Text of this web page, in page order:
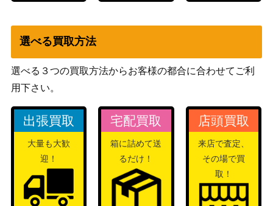
選べる買取方法
選べる３つの買取方法からお客様の都合に合わせてご利
用下さい。
出張買取
大量も大歓
迎！
宅配買取
箱に詰めて送
るだけ！
店頭買取
来店で査定、
その場で買
取！